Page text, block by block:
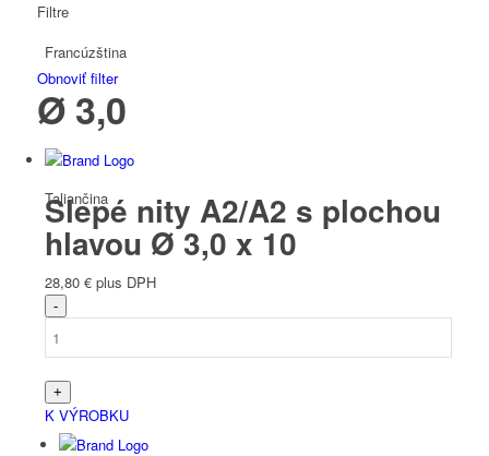
Francúzština
Taliančina
Slovenčina
Filtre
Obnoviť filter
Ø 3,0
Slepé nity A2/A2 s plochou
hlavou Ø 3,0 x 10
28,80 € plus DPH
K VÝROBKU